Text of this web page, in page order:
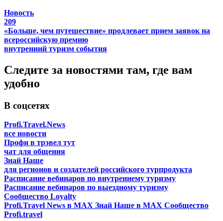
Новость
209
«Больше, чем путешествие» продлевает прием заявок на
всероссийскую премию
внутренний туризм события
Следите за новостями там, где вам
удобно
В соцсетях
Profi.Travel.News
все новости
Профи в трэвел тут
чат для общения
Знай Наше
для регионов и создателей российского турпродукта
Расписание вебинаров по внутреннему туризму
Расписание вебинаров по выездному туризму
Сообщество Loyalty
Profi.Travel News в MAX Знай Наше в MAX Сообщество
Profi.travel